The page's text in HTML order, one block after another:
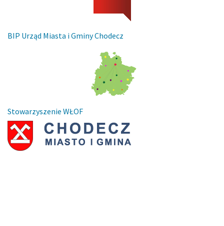
BIP Urząd Miasta i Gminy Chodecz
Stowarzyszenie WŁOF